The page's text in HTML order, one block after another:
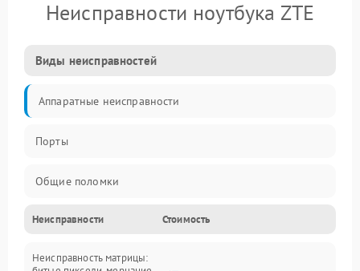
Неисправности ноутбука ZTE
Виды неисправностей
Аппаратные неисправности
Порты
Общие поломки
Устройства
Программные ошибки
Неисправности Стоимость
Неисправность матрицы: